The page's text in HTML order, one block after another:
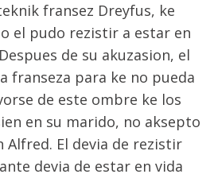
fransez Dreyfus, ke
el pudo rezistir a estar en
de su akuzasion, el
franseza para ke no pueda
de este ombre ke los
en su marido, no aksepto
El devia de rezistir
devia de estar en vida